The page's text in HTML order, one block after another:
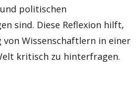
politischen
sind. Diese Reflexion hilft,
Wissenschaftlern in einer
kritisch zu hinterfragen.